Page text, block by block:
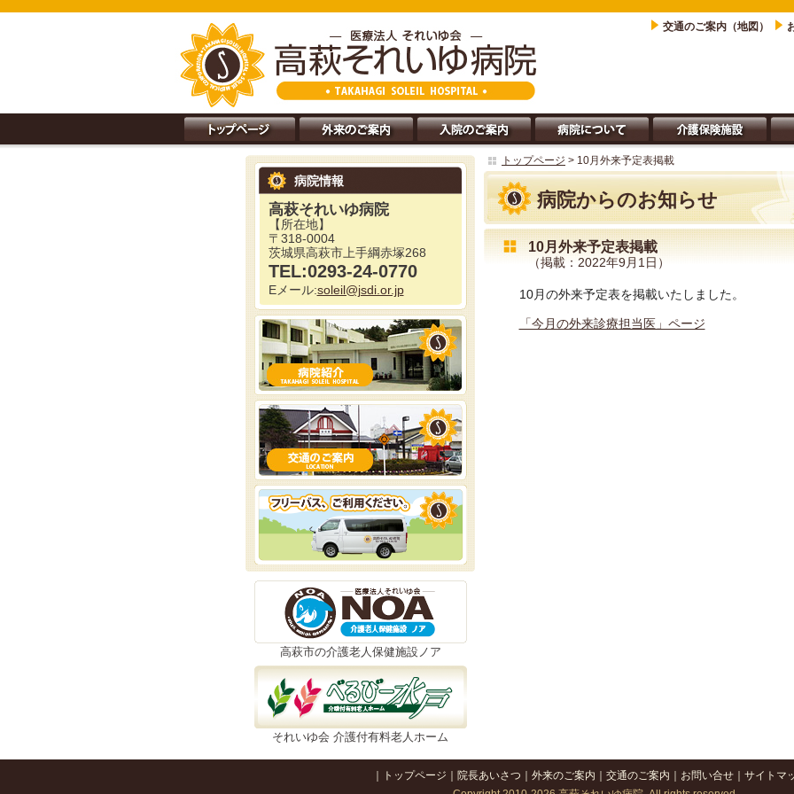
交通のご案内（地図）
病院情報
高萩それいゆ病院
【所在地】
〒318-0004
茨城県高萩市上手綱赤塚268
TEL:0293-24-0770
Eメール:soleil@jsdi.or.jp
高萩市の介護老人保健施設ノア
それいゆ会 介護付有料老人ホーム
トップページ > 10月外来予定表掲載
病院からのお知らせ
10月外来予定表掲載
（掲載：2022年9月1日）
10月の外来予定表を掲載いたしました。
「今月の外来診療担当医」ページ
トップページ 院長あいさつ 外来のご案内 交通のご案内 お問い合せ
サイトマ